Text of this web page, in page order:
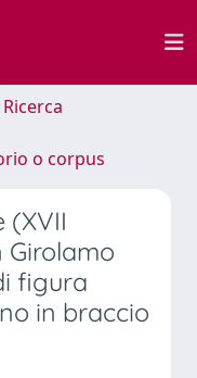
o corpus
(XVII
Girolamo
figura
in braccio